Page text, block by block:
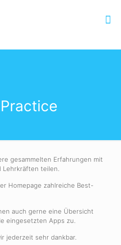
gesammelten Erfahrungen mit
teilen.
Homepage zahlreiche Best-
auch gerne eine Übersicht
eingesetzten Apps zu.
jederzeit sehr dankbar.